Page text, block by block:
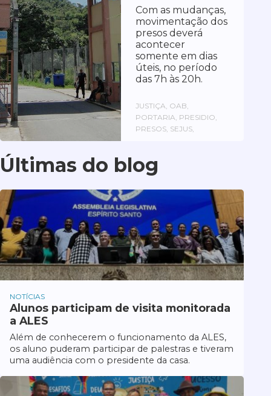
Com as mudanças,
movimentação dos
presos deverá
acontecer
somente em dias
úteis, no período
das 7h às 20h.
JUSTIÇA, OAB,
PORTARIA, PRESIDIO,
PRESOS, SEJUS,
Últimas do blog
NOTÍCIAS
Alunos participam de visita monitorada
a ALES
Além de conhecerem o funcionamento da ALES,
os aluno puderam participar de palestras e tiveram
uma audiência com o presidente da casa.